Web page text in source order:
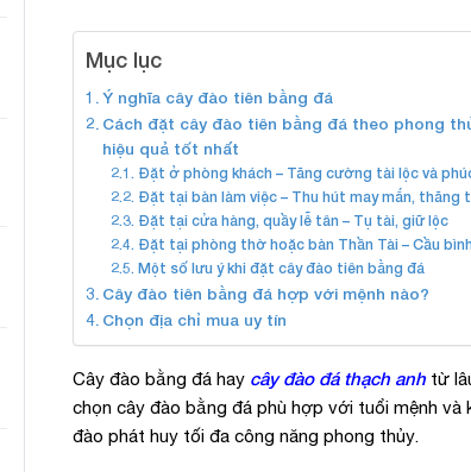
Mục lục
Ý nghĩa cây đào tiên bằng đá
Cách đặt cây đào tiên bằng đá theo phong
hiệu quả tốt nhất
Đặt ở phòng khách – Tăng cường tài lộc và
Đặt tại bàn làm việc – Thu hút may mắn, thăng
Đặt tại cửa hàng, quầy lễ tân – Tụ tài, giữ lộc
Đặt tại phòng thờ hoặc bàn Thần Tài – Cầu
Một số lưu ý khi đặt cây đào tiên bằng đá
Cây đào tiên bằng đá hợp với mệnh nào?
Chọn địa chỉ mua uy tín
Cây đào bằng đá hay cây đào đá thạch anh từ
chọn cây đào bằng đá phù hợp với tuổi mệnh
đào phát huy tối đa công năng phong thủy.